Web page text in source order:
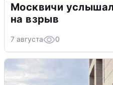
Москвичи
на взрыв
7 августа 0